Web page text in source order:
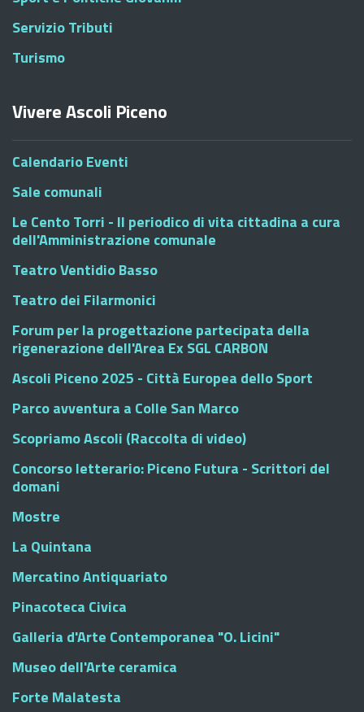
Servizio Tributi
Turismo
Vivere Ascoli Piceno
Calendario Eventi
Sale comunali
Le Cento Torri - Il periodico di vita cittadina a cura
dell'Amministrazione comunale
Teatro Ventidio Basso
Teatro dei Filarmonici
Forum per la progettazione partecipata della
rigenerazione dell'Area Ex SGL CARBON
Ascoli Piceno 2025 - Città Europea dello Sport
Parco avventura a Colle San Marco
Scopriamo Ascoli (Raccolta di video)
Concorso letterario: Piceno Futura - Scrittori del
domani
Mostre
La Quintana
Mercatino Antiquariato
Pinacoteca Civica
Galleria d'Arte Contemporanea "O. Licini"
Museo dell'Arte ceramica
Forte Malatesta